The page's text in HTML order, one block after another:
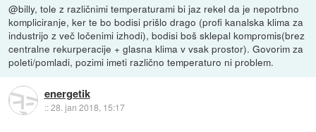
@billy, tole z različnimi temperaturami bi jaz rekel da je nepotrbno
kompliciranje, ker te bo bodisi prišlo drago (profi kanalska klima za
industrijo z več ločenimi izhodi), bodisi boš sklepal kompromis(brez
centralne rekurperacije + glasna klima v vsak prostor). Govorim za
poleti/pomladi, pozimi imeti različno temperaturo ni problem.
energetik
::28. jan 2018, 15:17